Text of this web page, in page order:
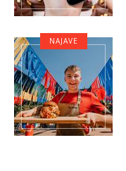
NAJAVE